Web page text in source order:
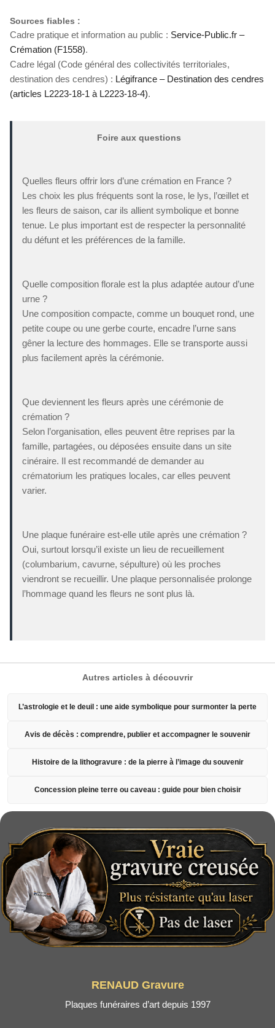
Sources fiables :
Cadre pratique et information au public : Service-Public.fr –
Crémation (F1558).
Cadre légal (Code général des collectivités territoriales,
destination des cendres) : Légifrance – Destination des cendres
(articles L2223-18-1 à L2223-18-4).
Foire aux questions
Quelles fleurs offrir lors d’une crémation en France ?
Les choix les plus fréquents sont la rose, le lys, l’œillet et
les fleurs de saison, car ils allient symbolique et bonne
tenue. Le plus important est de respecter la personnalité
du défunt et les préférences de la famille.
Quelle composition florale est la plus adaptée autour d’une
urne ?
Une composition compacte, comme un bouquet rond, une
petite coupe ou une gerbe courte, encadre l’urne sans
gêner la lecture des hommages. Elle se transporte aussi
plus facilement après la cérémonie.
Que deviennent les fleurs après une cérémonie de
crémation ?
Selon l’organisation, elles peuvent être reprises par la
famille, partagées, ou déposées ensuite dans un site
cinéraire. Il est recommandé de demander au
crématorium les pratiques locales, car elles peuvent
varier.
Une plaque funéraire est-elle utile après une crémation ?
Oui, surtout lorsqu’il existe un lieu de recueillement
(columbarium, cavurne, sépulture) où les proches
viendront se recueillir. Une plaque personnalisée prolonge
l’hommage quand les fleurs ne sont plus là.
Autres articles à découvrir
L’astrologie et le deuil : une aide symbolique pour surmonter la perte
Avis de décès : comprendre, publier et accompagner le souvenir
Histoire de la lithogravure : de la pierre à l’image du souvenir
Concession pleine terre ou caveau : guide pour bien choisir
RENAUD Gravure
Plaques funéraires d’art depuis 1997